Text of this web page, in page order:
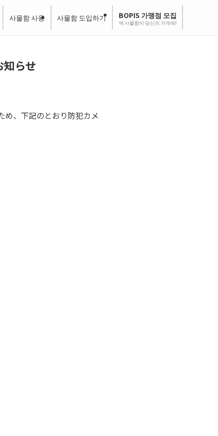
사물함 사용 사물함 도입하기 BOPIS 가맹점 모집
역 사물함이 당신의 가게에!
知らせ
め、下記のとおり防犯カメ